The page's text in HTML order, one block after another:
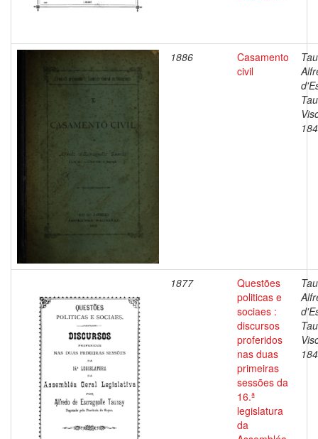
1886
Casamento
civil
1877
Questões
politicas e
sociaes :
discursos
proferidos
nas duas
primeiras
sessões da
16.ª
legislatura
da